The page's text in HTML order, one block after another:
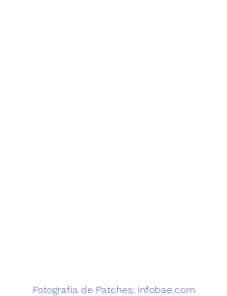
Fotografía de Patches: infobae.com